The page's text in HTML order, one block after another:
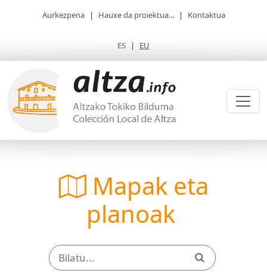
Aurkezpena | Hauxe da proiektua... | Kontaktua
ES | EU
Mapak eta
planoak